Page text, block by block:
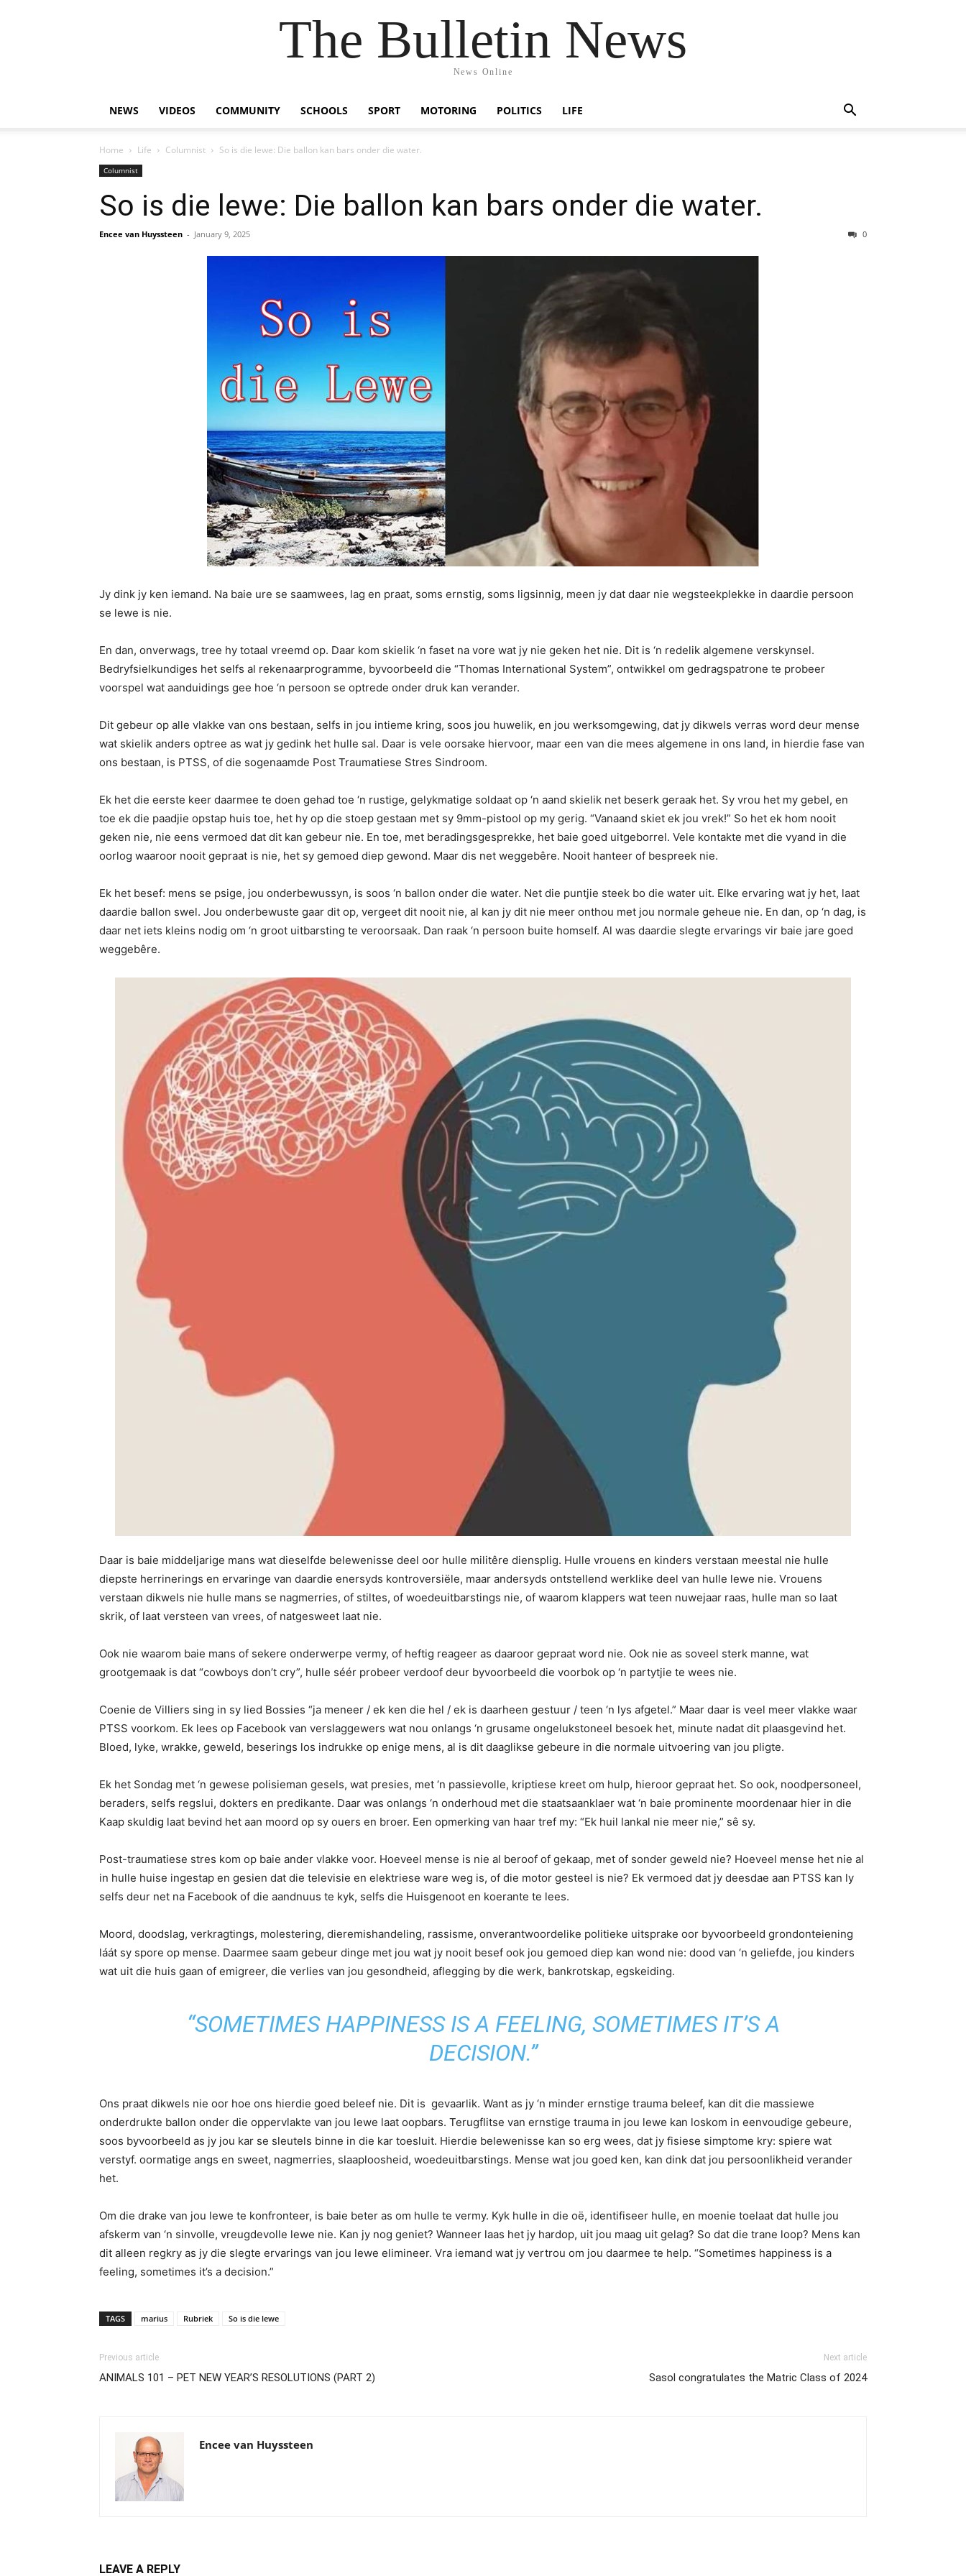
The Bulletin News
News Online
NEWS VIDEOS COMMUNITY SCHOOLS SPORT MOTORING POLITICS LIFE
Home Life Columnist So is die lewe: Die ballon kan bars onder die water.
Columnist
So is die lewe: Die ballon kan bars onder die water.
Encee van Huyssteen - January 9, 2025 0
Jy dink jy ken iemand. Na baie ure se saamwees, lag en praat, soms ernstig, soms ligsinnig, meen jy dat daar nie wegsteekplekke in daardie persoon
se lewe is nie.
En dan, onverwags, tree hy totaal vreemd op. Daar kom skielik ‘n faset na vore wat jy nie geken het nie. Dit is ‘n redelik algemene verskynsel.
Bedryfsielkundiges het selfs al rekenaarprogramme, byvoorbeeld die “Thomas International System”, ontwikkel om gedragspatrone te probeer
voorspel wat aanduidings gee hoe ‘n persoon se optrede onder druk kan verander.
Dit gebeur op alle vlakke van ons bestaan, selfs in jou intieme kring, soos jou huwelik, en jou werksomgewing, dat jy dikwels verras word deur mense
wat skielik anders optree as wat jy gedink het hulle sal. Daar is vele oorsake hiervoor, maar een van die mees algemene in ons land, in hierdie fase van
ons bestaan, is PTSS, of die sogenaamde Post Traumatiese Stres Sindroom.
Ek het die eerste keer daarmee te doen gehad toe ‘n rustige, gelykmatige soldaat op ‘n aand skielik net beserk geraak het. Sy vrou het my gebel, en
toe ek die paadjie opstap huis toe, het hy op die stoep gestaan met sy 9mm-pistool op my gerig. “Vanaand skiet ek jou vrek!” So het ek hom nooit
geken nie, nie eens vermoed dat dit kan gebeur nie. En toe, met beradingsgesprekke, het baie goed uitgeborrel. Vele kontakte met die vyand in die
oorlog waaroor nooit gepraat is nie, het sy gemoed diep gewond. Maar dis net weggebêre. Nooit hanteer of bespreek nie.
Ek het besef: mens se psige, jou onderbewussyn, is soos ‘n ballon onder die water. Net die puntjie steek bo die water uit. Elke ervaring wat jy het, laat
daardie ballon swel. Jou onderbewuste gaar dit op, vergeet dit nooit nie, al kan jy dit nie meer onthou met jou normale geheue nie. En dan, op ‘n dag, is
daar net iets kleins nodig om ‘n groot uitbarsting te veroorsaak. Dan raak ‘n persoon buite homself. Al was daardie slegte ervarings vir baie jare goed
weggebêre.
Daar is baie middeljarige mans wat dieselfde belewenisse deel oor hulle militêre diensplig. Hulle vrouens en kinders verstaan meestal nie hulle
diepste herrinerings en ervaringe van daardie enersyds kontroversiële, maar andersyds ontstellend werklike deel van hulle lewe nie. Vrouens
verstaan dikwels nie hulle mans se nagmerries, of stiltes, of woedeuitbarstings nie, of waarom klappers wat teen nuwejaar raas, hulle man so laat
skrik, of laat versteen van vrees, of natgesweet laat nie.
Ook nie waarom baie mans of sekere onderwerpe vermy, of heftig reageer as daaroor gepraat word nie. Ook nie as soveel sterk manne, wat
grootgemaak is dat “cowboys don’t cry”, hulle séér probeer verdoof deur byvoorbeeld die voorbok op ‘n partytjie te wees nie.
Coenie de Villiers sing in sy lied Bossies “ja meneer / ek ken die hel / ek is daarheen gestuur / teen ‘n lys afgetel.” Maar daar is veel meer vlakke waar
PTSS voorkom. Ek lees op Facebook van verslaggewers wat nou onlangs ‘n grusame ongelukstoneel besoek het, minute nadat dit plaasgevind het.
Bloed, lyke, wrakke, geweld, beserings los indrukke op enige mens, al is dit daaglikse gebeure in die normale uitvoering van jou pligte.
Ek het Sondag met ‘n gewese polisieman gesels, wat presies, met ‘n passievolle, kriptiese kreet om hulp, hieroor gepraat het. So ook, noodpersoneel,
beraders, selfs regslui, dokters en predikante. Daar was onlangs ‘n onderhoud met die staatsaanklaer wat ‘n baie prominente moordenaar hier in die
Kaap skuldig laat bevind het aan moord op sy ouers en broer. Een opmerking van haar tref my: “Ek huil lankal nie meer nie,” sê sy.
Post-traumatiese stres kom op baie ander vlakke voor. Hoeveel mense is nie al beroof of gekaap, met of sonder geweld nie? Hoeveel mense het nie al
in hulle huise ingestap en gesien dat die televisie en elektriese ware weg is, of die motor gesteel is nie? Ek vermoed dat jy deesdae aan PTSS kan ly
selfs deur net na Facebook of die aandnuus te kyk, selfs die Huisgenoot en koerante te lees.
Moord, doodslag, verkragtings, molestering, dieremishandeling, rassisme, onverantwoordelike politieke uitsprake oor byvoorbeeld grondonteiening
láát sy spore op mense. Daarmee saam gebeur dinge met jou wat jy nooit besef ook jou gemoed diep kan wond nie: dood van ‘n geliefde, jou kinders
wat uit die huis gaan of emigreer, die verlies van jou gesondheid, aflegging by die werk, bankrotskap, egskeiding.
“SOMETIMES HAPPINESS IS A FEELING, SOMETIMES IT’S A
DECISION.”
Ons praat dikwels nie oor hoe ons hierdie goed beleef nie. Dit is gevaarlik. Want as jy ‘n minder ernstige trauma beleef, kan dit die massiewe
onderdrukte ballon onder die oppervlakte van jou lewe laat oopbars. Terugflitse van ernstige trauma in jou lewe kan loskom in eenvoudige gebeure,
soos byvoorbeeld as jy jou kar se sleutels binne in die kar toesluit. Hierdie belewenisse kan so erg wees, dat jy fisiese simptome kry: spiere wat
verstyf. oormatige angs en sweet, nagmerries, slaaploosheid, woedeuitbarstings. Mense wat jou goed ken, kan dink dat jou persoonlikheid verander
het.
Om die drake van jou lewe te konfronteer, is baie beter as om hulle te vermy. Kyk hulle in die oë, identifiseer hulle, en moenie toelaat dat hulle jou
afskerm van ‘n sinvolle, vreugdevolle lewe nie. Kan jy nog geniet? Wanneer laas het jy hardop, uit jou maag uit gelag? So dat die trane loop? Mens kan
dit alleen regkry as jy die slegte ervarings van jou lewe elimineer. Vra iemand wat jy vertrou om jou daarmee te help. “Sometimes happiness is a
feeling, sometimes it’s a decision.”
TAGS marius Rubriek So is die lewe
Previous article
ANIMALS 101 – PET NEW YEAR’S RESOLUTIONS (PART 2)
Next article
Sasol congratulates the Matric Class of 2024
Encee van Huyssteen
LEAVE A REPLY